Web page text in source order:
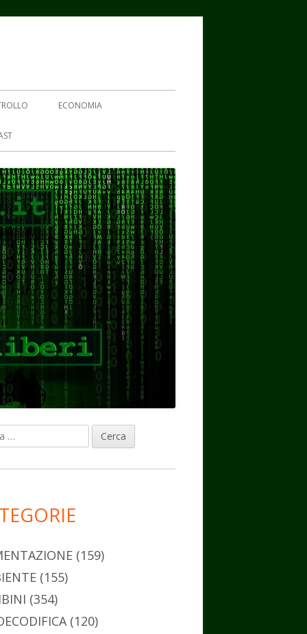
ECONOMIA
(159)
(155)
(354)
(120)